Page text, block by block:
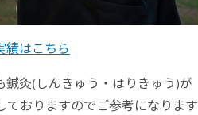
はこちら
灸(しんきゅう・はりきゅう)が
おりますのでご参考になります